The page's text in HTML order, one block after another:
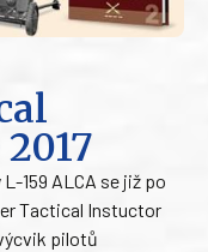
159 ALCA se již po
Tactical Instuctor
pilotů